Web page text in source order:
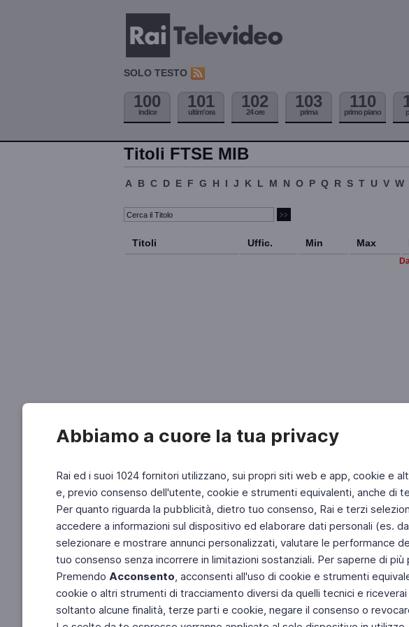
Abbiamo a cuore la tua privacy
Rai ed i suoi 1024 fornitori utilizzano, sui propri siti web e app, cookie e
e, previo consenso dell'utente, cookie e strumenti equivalenti, anche di
Per quanto riguarda la pubblicità, dietro tuo consenso, Rai e terzi
accedere a informazioni sul dispositivo ed elaborare dati personali (es.
selezionare e mostrare annunci personalizzati, valutare le performance
tuo consenso senza incorrere in limitazioni sostanziali. Per saperne di più
Premendo Acconsento, acconsenti all'uso di cookie e strumenti
cookie o altri strumenti di tracciamento diversi da quelli tecnici e
soltanto alcune finalità, terze parti e cookie, negare il consenso o
SOLO TESTO
100
indice
101
ultim'ora
102
24 ore
103
prima
110
primo piano
Titoli FTSE MIB
A B C D E F G H I J K L M N O P Q R S T U V W
Titoli Uffic. Min Max
Fai di Televideo